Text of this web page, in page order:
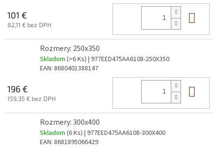
101 €
82,11 € bez DPH
Rozmery: 250x350
Skladom (>6 Ks) | 977EED475AA6108-250X350
EAN: 8680401388147
196 €
159,35 € bez DPH
Rozmery: 300x400
Skladom (6 Ks) | 977EED475AA6108-300X400
EAN: 8681895066429